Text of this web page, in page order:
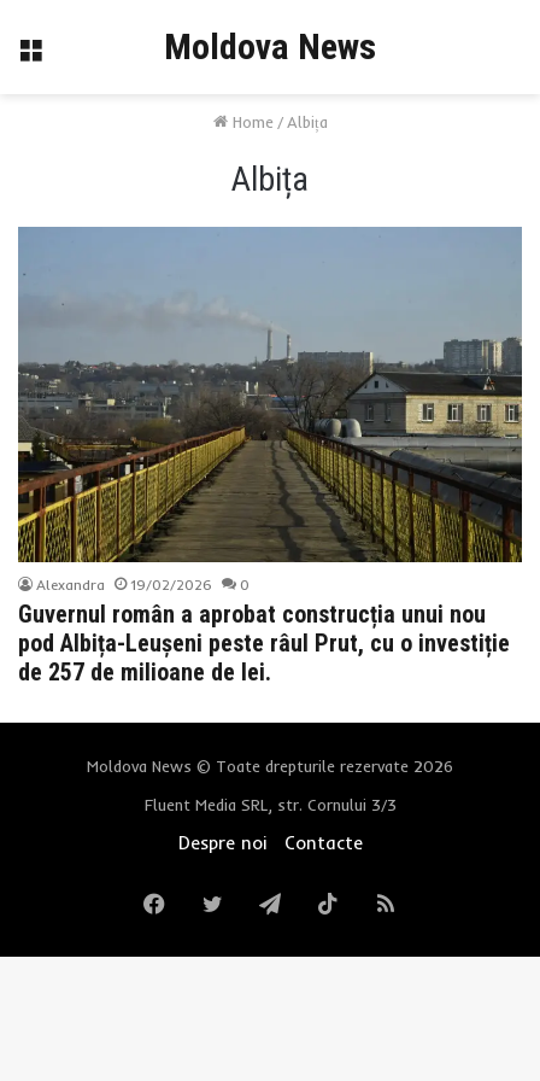
Menu Moldova News
Home / Albița
Albița
Alexandra 19/02/2026 0
Guvernul român a aprobat construcția unui nou
pod Albița-Leușeni peste râul Prut, cu o investiție
de 257 de milioane de lei.
Moldova News © Toate drepturile rezervate 2026
Fluent Media SRL, str. Cornului 3/3
Despre noi Contacte
FacebookTwitterTelegramTikTokRSS